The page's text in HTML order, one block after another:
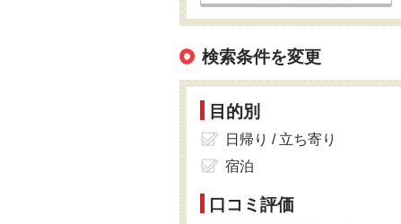
検索条件を変更
目的別
日帰り / 立ち寄り
宿泊
口コミ評価